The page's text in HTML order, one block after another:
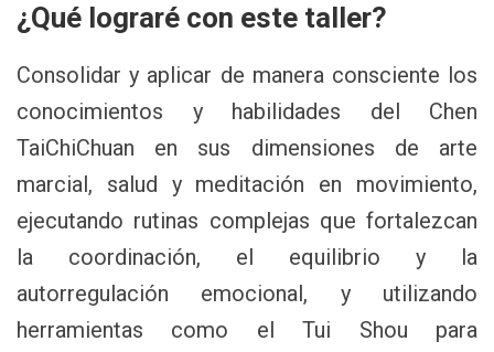
¿Qué lograré con este taller?
Consolidar y aplicar de manera consciente los
conocimientos y habilidades del Chen
TaiChiChuan en sus dimensiones de arte
marcial, salud y meditación en movimiento,
ejecutando rutinas complejas que fortalezcan
la coordinación, el equilibrio y la
autorregulación emocional, y utilizando
herramientas como el Tui Shou para